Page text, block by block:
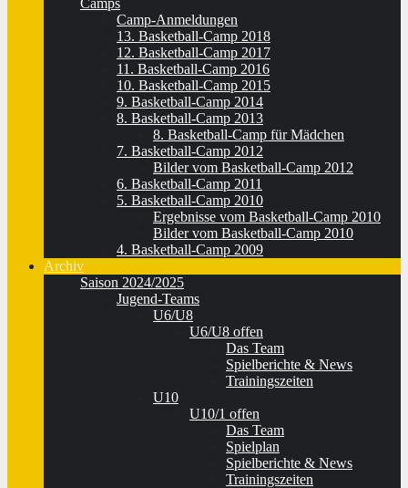
Camps
Camp-Anmeldungen
13. Basketball-Camp 2018
12. Basketball-Camp 2017
11. Basketball-Camp 2016
10. Basketball-Camp 2015
9. Basketball-Camp 2014
8. Basketball-Camp 2013
8. Basketball-Camp für Mädchen
7. Basketball-Camp 2012
Bilder vom Basketball-Camp 2012
6. Basketball-Camp 2011
5. Basketball-Camp 2010
Ergebnisse vom Basketball-Camp 2010
Bilder vom Basketball-Camp 2010
4. Basketball-Camp 2009
Archiv
Saison 2024/2025
Jugend-Teams
U6/U8
U6/U8 offen
Das Team
Spielberichte & News
Trainingszeiten
U10
U10/1 offen
Das Team
Spielplan
Spielberichte & News
Trainingszeiten